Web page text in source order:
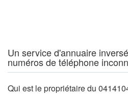
Un service d'annuaire
numéros de téléphone
Qui est le propriétaire du